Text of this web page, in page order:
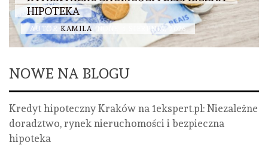
HIPOTEKA
AUTOR KAMILA 1 SIERPNIA, 2026
NOWE NA BLOGU
Kredyt hipoteczny Kraków na 1ekspert.pl: Niezależne
doradztwo, rynek nieruchomości i bezpieczna
hipoteka